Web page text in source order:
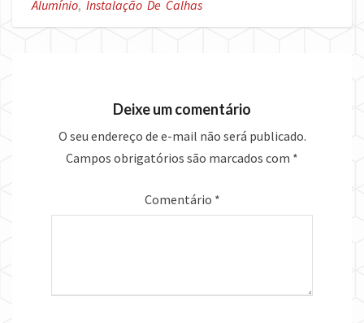
Alumínio, Instalação De Calhas
Deixe um comentário
O seu endereço de e-mail não será publicado.
Campos obrigatórios são marcados com *
Comentário *